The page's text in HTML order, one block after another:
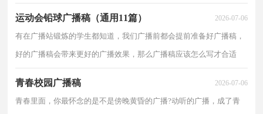
【六十米吊瓶】 六十
运动会铅球广播稿（通用11篇） 2026-07-06
有在广播站锻炼的学生都知道，我们广播前都会提前准备好广播稿，
好的广播稿会带来更好的广播效果，那么广播稿应该怎么写才合适
动会铅球广播稿 篇1铅
青春校园广播稿 2026-07-06
青春里面，你最怀念的是不是傍晚黄昏的广播?动听的广播，成了青